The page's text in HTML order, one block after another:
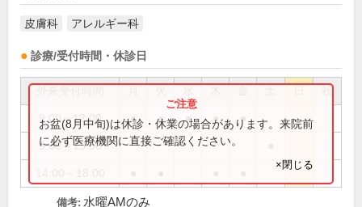
皮膚科 アレルギー科
診療/受付時間・休診日
祝
9:00～12:00 ● ● ● ● ●
9:00～13:00
お盆(8月中旬)は休診・休業の場合があります。来院前
に必ず医療機関に直接ご確認ください。
×閉じる
備考: 水曜AMのみ